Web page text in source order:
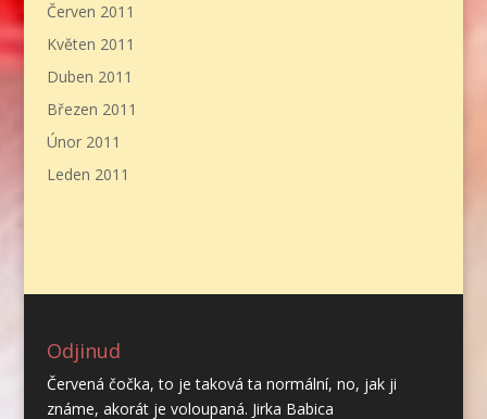
Červen 2011
Květen 2011
Duben 2011
Březen 2011
Únor 2011
Leden 2011
Odjinud
Červená čočka, to je taková ta normální, no, jak ji
známe, akorát je voloupaná. Jirka Babica